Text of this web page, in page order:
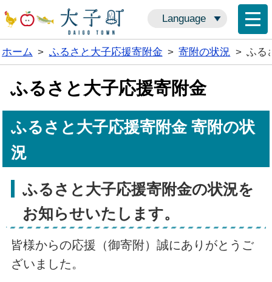
Language
ホーム > ふるさと大子応援寄附金 > 寄附の状況 > ふる
ふるさと大子応援寄附金
ふるさと大子応援寄附金 寄附の状
況
ふるさと大子応援寄附金の状況を
お知らせいたします。
皆様からの応援（御寄附）誠にありがとうご
ざいました。